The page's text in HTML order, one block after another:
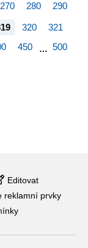
270 280 290
320
321
450 … 500
Editovat
reklamní prvky